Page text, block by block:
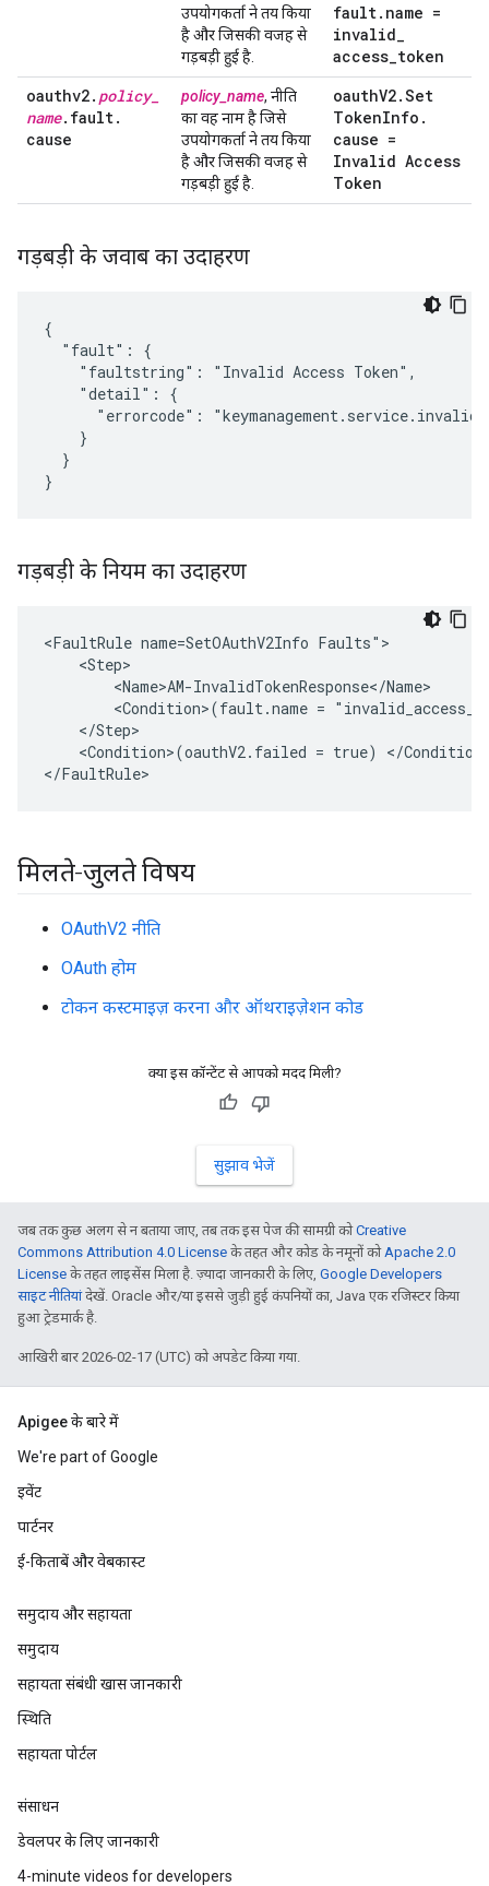
उपयोगकर्ता ने तय किया
है और जिसकी वजह से
गड़बड़ी हुई है.
fault. name =
invalid_
access_token
oauthv2. policy_
name. fault.
cause
policy_name, नीति
का वह नाम है जिसे
उपयोगकर्ता ने तय किया
है और जिसकी वजह से
गड़बड़ी हुई है.
oauthV2.Set
TokenInfo .
cause =
Invalid Access
Token
गड़बड़ी के जवाब का उदाहरण
{
  "fault": {
    "faultstring": "Invalid Access Token",
    "detail": {
"errorcode":
    }
  }
}
गड़बड़ी के नियम का उदाहरण
<FaultRule name=SetOAuthV2Info Faults">
    <Step>
        <Name>AM-InvalidTokenResponse</Name>
<Condition>(fault.name =
    </Step>
<Condition>(oauthV2.failed = true) </
</FaultRule>
मिलते-जुलते विषय
OAuthV2 नीति
OAuth होम
टोकन कस्टमाइज़ करना और ऑथराइज़ेशन कोड
क्या इस कॉन्टेंट से आपको मदद मिली?
सुझाव भेजें
जब तक कुछ अलग से न बताया जाए, तब तक इस पेज की सामग्री कोCreative
Commons Attribution 4.0 License के तहत और कोड के नमूनों कोApache 2.0
License के तहत लाइसेंस मिला है. ज़्यादा जानकारी के लिए, Google Developers
साइट नीतियांदेखें. Oracle और/या इससे जुड़ी हुई कंपनियों का, Java एक रजिस्टर किया
हुआ ट्रेडमार्क है.
आखिरी बार 2026-02-17 (UTC) को अपडेट किया गया.
Apigee के बारे में
We're part of Google
इवेंट
पार्टनर
ई-किताबें और वेबकास्ट
समुदाय और सहायता
समुदाय
सहायता संबंधी खास जानकारी
स्थिति
सहायता पोर्टल
संसाधन
डेवलपर के लिए जानकारी
4-minute videos for developers